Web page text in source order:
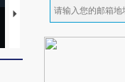
马航飞行员跨国走私7万